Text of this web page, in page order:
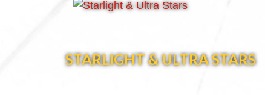
STARLIGHT & ULTRA STARS